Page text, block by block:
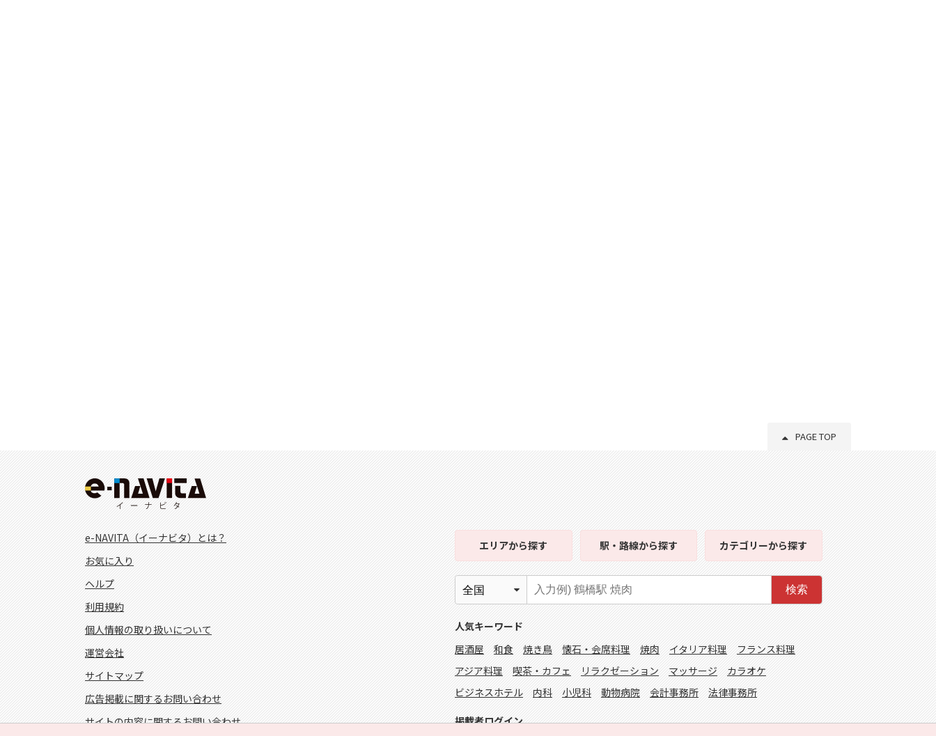
PAGE TOP
e-NAVITA（イーナビタ）とは？
お気に入り
ヘルプ
利用規約
個人情報の取り扱いについて
運営会社
サイトマップ
広告掲載に関するお問い合わせ
サイトの内容に関するお問い合わせ
エリアから探す 駅・路線から探す カテゴリーから探す
検索
人気キーワード
居酒屋
和食 焼き鳥 懐石・会席料理 焼肉 イタリア料理
フランス料理
アジア料理
喫茶・カフェ リラクゼーション マッサージ
カラオケ
ビジネスホテル
内科 小児科 動物病院 会計事務所 法律事務所
掲載者ログイン